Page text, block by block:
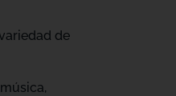
de